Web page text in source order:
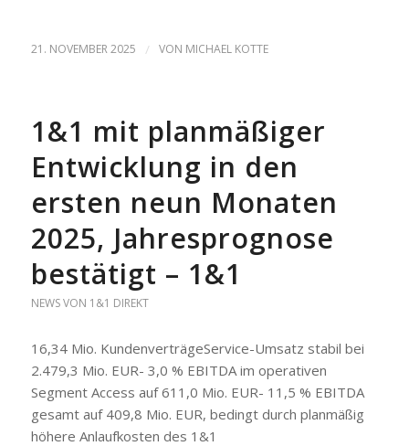
21. NOVEMBER 2025 / VON MICHAEL KOTTE
1&1 mit planmäßiger
Entwicklung in den
ersten neun Monaten
2025, Jahresprognose
bestätigt – 1&1
NEWS VON 1&1 DIREKT
16,34 Mio. KundenverträgeService-Umsatz stabil bei
2.479,3 Mio. EUR- 3,0 % EBITDA im operativen
Segment Access auf 611,0 Mio. EUR- 11,5 % EBITDA
gesamt auf 409,8 Mio. EUR, bedingt durch planmäßig
höhere Anlaufkosten des 1&1